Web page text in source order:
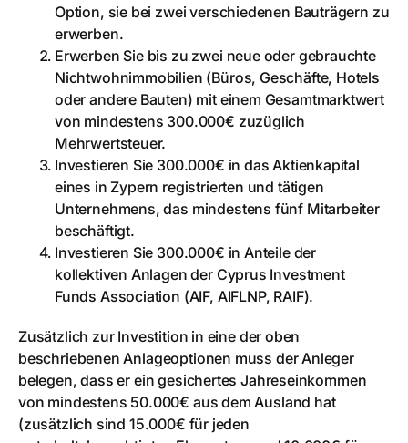
Option, sie bei zwei verschiedenen Bauträgern zu
erwerben.
Erwerben Sie bis zu zwei neue oder gebrauchte
Nichtwohnimmobilien (Büros, Geschäfte, Hotels
oder andere Bauten) mit einem Gesamtmarktwert
von mindestens 300.000€ zuzüglich
Mehrwertsteuer.
Investieren Sie 300.000€ in das Aktienkapital
eines in Zypern registrierten und tätigen
Unternehmens, das mindestens fünf Mitarbeiter
beschäftigt.
Investieren Sie 300.000€ in Anteile der
kollektiven Anlagen der Cyprus Investment
Funds Association (AIF, AIFLNP, RAIF).
Zusätzlich zur Investition in eine der oben
beschriebenen Anlageoptionen muss der Anleger
belegen, dass er ein gesichertes Jahreseinkommen
von mindestens 50.000€ aus dem Ausland hat
(zusätzlich sind 15.000€ für jeden